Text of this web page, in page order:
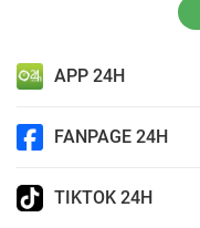
APP 24H
FANPAGE 24H
TIKTOK 24H